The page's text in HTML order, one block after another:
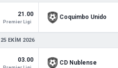
21.00
Premier Ligi
Coquimbo Unido
25 EKIM 2026
03.00 CD Nublense